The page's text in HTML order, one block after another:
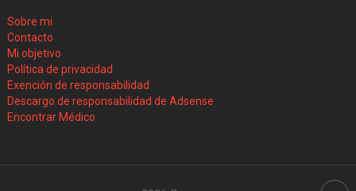
Sobre mi
Contacto
Mi objetivo
Política de privacidad
Exención de responsabilidad
Descargo de responsabilidad de Adsense
Encontrar Médico